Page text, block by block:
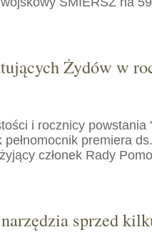
Żydów w
i rocznicy powstania
pełnomocnik premiera
członek Rady
sprzed